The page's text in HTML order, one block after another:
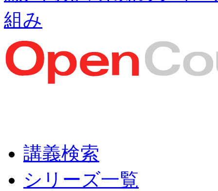
組み
講義検索
シリーズ一覧